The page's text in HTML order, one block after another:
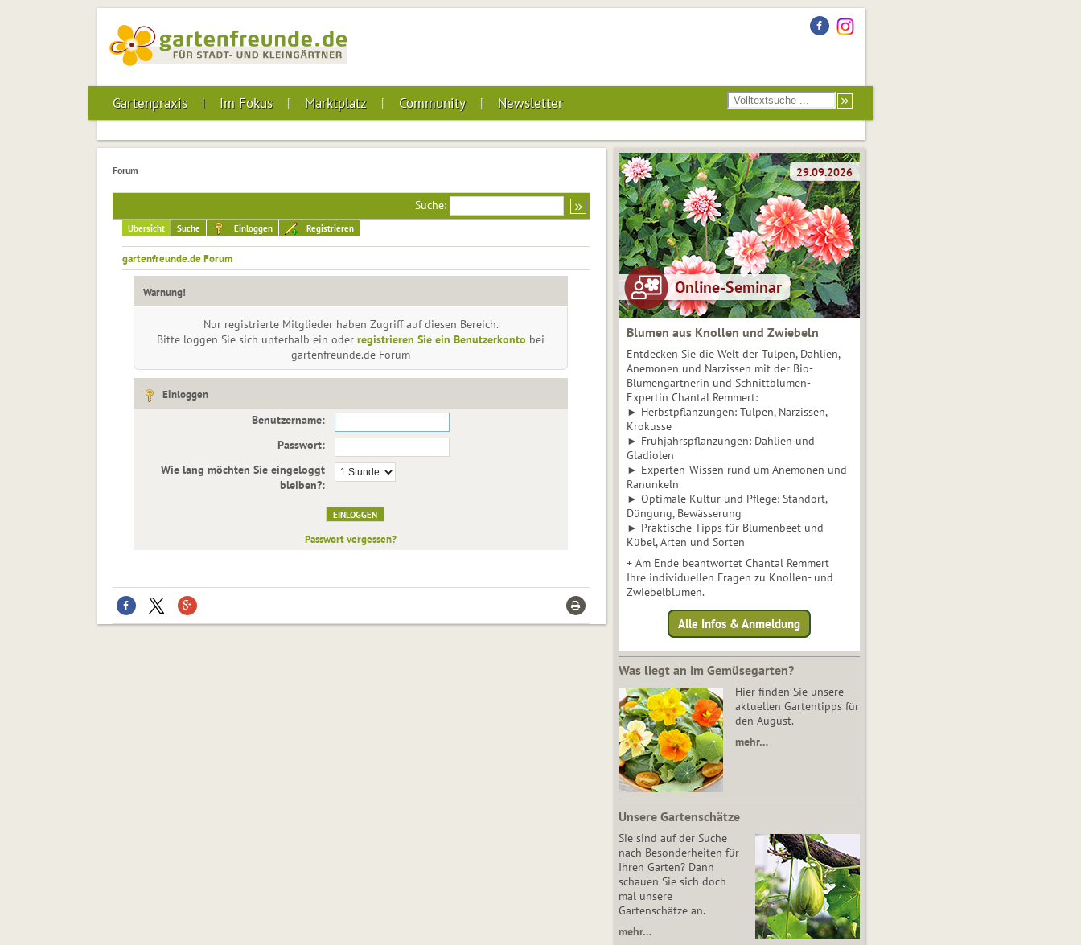
Gartenpraxis Im Fokus Marktplatz Community Newsletter
Forum
Suche:
Übersicht Suche Einloggen Registrieren
gartenfreunde.de Forum
Warnung!
Nur registrierte Mitglieder haben Zugriff auf diesen Bereich.
Bitte loggen Sie sich unterhalb ein oder registrieren Sie ein Benutzerkonto bei
gartenfreunde.de Forum
Einloggen
Benutzername:
Passwort:
Wie lang möchten Sie eingeloggt
bleiben?:
Passwort vergessen?
Blumen aus Knollen und Zwiebeln
Entdecken Sie die Welt der Tulpen, Dahlien,
Anemonen und Narzissen mit der Bio-
Blumengärtnerin und Schnittblumen-
Expertin Chantal Remmert:
► Herbstpflanzungen: Tulpen, Narzissen,
Krokusse
► Frühjahrspflanzungen: Dahlien und
Gladiolen
► Experten-Wissen rund um Anemonen und
Ranunkeln
► Optimale Kultur und Pflege: Standort,
Düngung, Bewässerung
► Praktische Tipps für Blumenbeet und
Kübel, Arten und Sorten
+ Am Ende beantwortet Chantal Remmert
Ihre individuellen Fragen zu Knollen- und
Zwiebelblumen.
Alle Infos & Anmeldung
Was liegt an im Gemüsegarten?
Hier finden Sie unsere
aktuellen Gartentipps für
den August.
mehr…
Unsere Gartenschätze
Sie sind auf der Suche
nach Besonderheiten für
Ihren Garten? Dann
schauen Sie sich doch
mal unsere
Gartenschätze an.
mehr…